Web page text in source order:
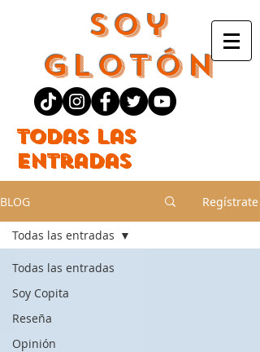
Soy
Glotón
Todas las
entradas
BLOG Regístrate
Todas las entradas
Soy Copita
Reseña
Opinión
Todas las entradas